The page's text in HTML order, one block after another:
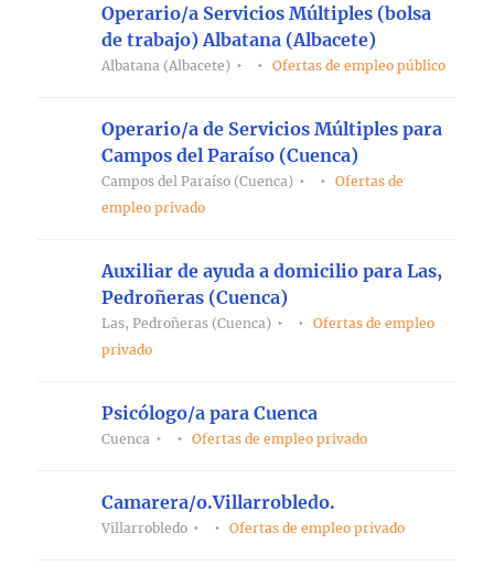
Operario/a Servicios Múltiples (bolsa
de trabajo) Albatana (Albacete)
Albatana (Albacete) Ofertas de empleo público
Operario/a de Servicios Múltiples para
Campos del Paraíso (Cuenca)
Campos del Paraíso (Cuenca)
Ofertas de
empleo privado
Auxiliar de ayuda a domicilio para Las,
Pedroñeras (Cuenca)
Las, Pedroñeras (Cuenca)
Ofertas de empleo
privado
Psicólogo/a para Cuenca
Cuenca Ofertas de empleo privado
Camarera/o.Villarrobledo.
Villarrobledo Ofertas de empleo privado